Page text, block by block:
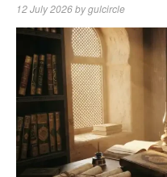
12 July 2026bygulcircle